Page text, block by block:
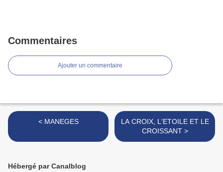
Commentaires
Ajouter un commentaire
< MANEGES
LA CROIX, L'ETOILE ET LE
CROISSANT >
Hébergé par Canalblog